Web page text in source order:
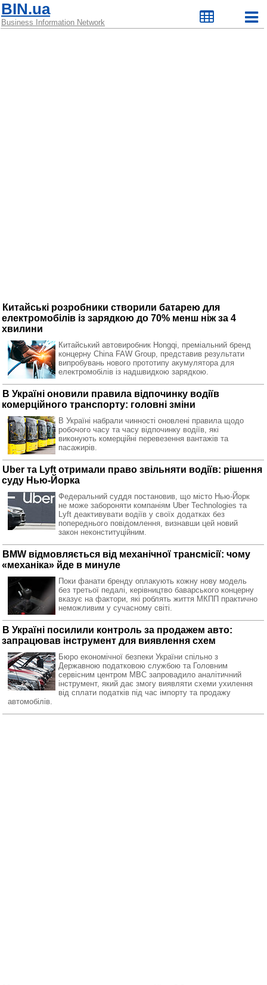
BIN.ua
Business Information Network
Китайські розробники створили батарею для
електромобілів із зарядкою до 70% менш ніж за 4
хвилини
Китайський автовиробник Hongqi, преміальний бренд
концерну China FAW Group, представив результати
випробувань нового прототипу акумулятора для
електромобілів із надшвидкою зарядкою.
В Україні оновили правила відпочинку водіїв
комерційного транспорту: головні зміни
В Україні набрали чинності оновлені правила щодо
робочого часу та часу відпочинку водіїв, які
виконують комерційні перевезення вантажів та
пасажирів.
Uber та Lyft отримали право звільняти водіїв: рішення
суду Нью-Йорка
Федеральний суддя постановив, що місто Нью-Йорк
не може забороняти компаніям Uber Technologies та
Lyft деактивувати водіїв у своїх додатках без
попереднього повідомлення, визнавши цей новий
закон неконституційним.
BMW відмовляється від механічної трансмісії: чому
«механіка» йде в минуле
Поки фанати бренду оплакують кожну нову модель
без третьої педалі, керівництво баварського концерну
вказує на фактори, які роблять життя МКПП практично
неможливим у сучасному світі.
В Україні посилили контроль за продажем авто:
запрацював інструмент для виявлення схем
Бюро економічної безпеки України спільно з
Державною податковою службою та Головним
сервісним центром МВС запровадило аналітичний
інструмент, який дає змогу виявляти схеми ухилення
від сплати податків під час імпорту та продажу
автомобілів.